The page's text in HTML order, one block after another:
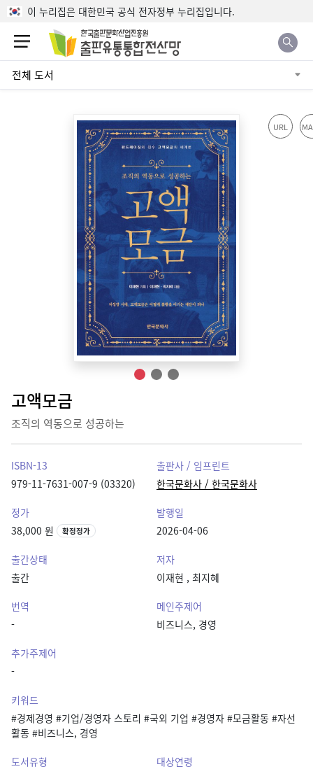
본문으로 바로가기
이 누리집은 대한민국 공식 전자정부 누리집입니다.
전체 도서
고액모금
조직의 역동으로 성공하는
ISBN-13
979-11-7631-007-9 (03320)
출판사 / 임프린트
한국문화사 / 한국문화사
정가
38,000 원
확정정가
발행일
2026-04-06
출간상태
출간
저자
이재현 , 최지혜
번역
-
메인주제어
비즈니스, 경영
추가주제어
-
키워드
#경제경영 #기업/경영자 스토리 #국외 기업 #경영자 #모금활동 #자선
활동 #비즈니스, 경영
도서유형
대상연령
URL